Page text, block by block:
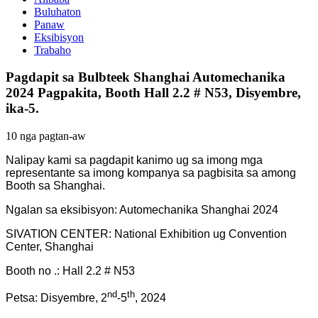
Buluhaton
Panaw
Eksibisyon
Trabaho
Pagdapit sa Bulbteek Shanghai Automechanika
2024 Pagpakita, Booth Hall 2.2 # N53, Disyembre,
ika-5.
10 nga pagtan-aw
Nalipay kami sa pagdapit kanimo ug sa imong mga
representante sa imong kompanya sa pagbisita sa among
Booth sa Shanghai.
Ngalan sa eksibisyon: Automechanika Shanghai 2024
SIVATION CENTER: National Exhibition ug Convention
Center, Shanghai
Booth no .: Hall 2.2 # N53
Petsa: Disyembre, 2nd-5th, 2024